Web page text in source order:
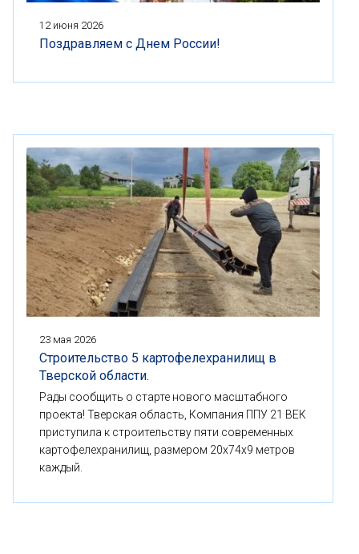
12 июня 2026
Поздравляем с Днем России!
23 мая 2026
Строительство 5 картофелехранилищ в
Тверской области.
Рады сообщить о старте нового масштабного
проекта! Тверская область, Компания ППУ 21 ВЕК
приступила к строительству пяти современных
картофелехранилищ, размером 20x74x9 метров
каждый.